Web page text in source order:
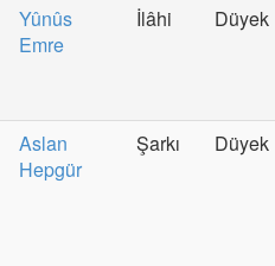
Yûnûs
Emre
İlâhi Düyek
Aslan
Hepgür
Şarkı Düyek